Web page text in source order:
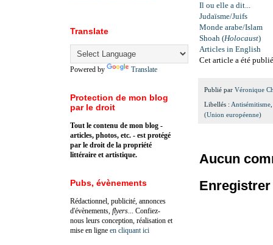
Il ou elle a dit...
Judaïsme/Juifs
Monde arabe/Islam
Shoah (Holocaust)
Articles in English
Cet article a été
Publié par Véronique
Libellés : Antisémitisme
(Union européenne)
Aucun
Translate
Powered by Translate
Protection de mon blog
par le droit
Tout le contenu de mon blog -
articles, photos, etc. - est protégé
par le droit de la propriété
littéraire et artistique.
Pubs, évènements
Rédactionnel, publicité, annonces
d'évènements, flyers ... Confiez-
nous leurs conception, réalisation et
mise en ligne en cliquant ici